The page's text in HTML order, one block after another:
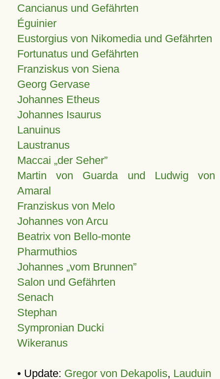
Cancianus und Gefährten
Éguinier
Eustorgius von Nikomedia und Gefährten
Fortunatus und Gefährten
Franziskus von Siena
Georg Gervase
Johannes Etheus
Johannes Isaurus
Lanuinus
Laustranus
Maccai „der Seher”
Martin von Guarda und Ludwig von
Amaral
Franziskus von Melo
Johannes von Arcu
Beatrix von Bello-monte
Pharmuthios
Johannes vom Brunnen
Salon und Gefährten
Senach
Stephan
Sympronian Ducki
Wikeranus
• Update: Gregor von Dekapolis, Lauduin